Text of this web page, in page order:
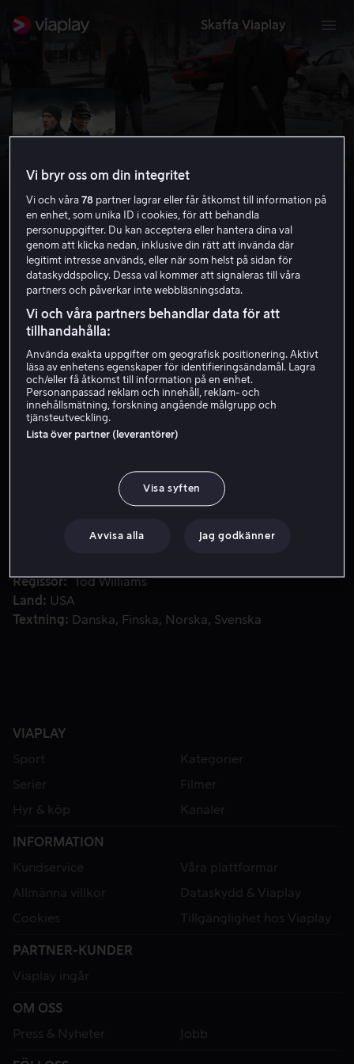
Skaffa Viaplay
Cell
4.4 Thriller Skräck 2016 1 h 33 min
HD
Skaffa Viaplay
Vi får följa en konstnärs desperata jakt för att finna sin
Vi får följa en konstnärs desperata jakt för att finna sin
förvandlat människor till livsfarliga galningar.
Samuel L.
Regissör
Tod Williams
Land
USA
Textning
Danska Finska Norska Svenska
VIAPLAY
Sport
Kategorier
Serier
Filmer
Hyr & köp
Kanaler
INFORMATION
Kundservice
Våra plattformar
Allmänna villkor
Dataskydd & Viaplay
Cookies
Tillgänglighet hos Viaplay
PARTNER-KUNDER
Viaplay ingår
OM OSS
Press & Nyheter
Jobb
Vi bryr oss om din integritet
Vi och våra78 partner lagrar eller får åtkomst till information på
en enhet, som unika ID i cookies, för att behandla
personuppgifter. Du kan acceptera eller hantera dina val
genom att klicka nedan, inklusive din rätt att invända där
legitimt intresse används, eller när som helst på sidan för
dataskyddspolicy. Dessa val kommer att signaleras till våra
partners och påverkar inte webbläsningsdata.
Vi och våra partners behandlar data för att
tillhandahålla:
Använda exakta uppgifter om geografisk positionering. Aktivt
läsa av enhetens egenskaper för identifieringsändamål. Lagra
och/eller få åtkomst till information på en enhet.
Personanpassad reklam och innehåll, reklam- och
innehållsmätning, forskning angående målgrupp och
tjänsteutveckling.
Lista över partner (leverantörer)
Visa syften
Avvisa alla Jag godkänner